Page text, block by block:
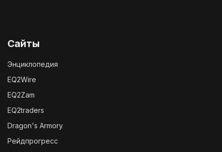
Сайты
Энциклопедия
EQ2Wire
EQ2Zam
EQ2traders
Dragon's Armory
Рейдпрогресс